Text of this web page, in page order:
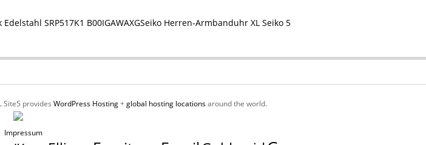
Seiko Herren-Armbanduhr XL Seiko 5
Site5 provides WordPress Hosting+global hosting locationsaround the world.
Impressum